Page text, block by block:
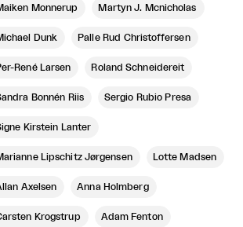
Monnerup Martyn J. Mcnicholas
Dunk Palle Rud Christoffersen
René Larsen Roland Schneidereit
Bonnén Riis Sergio Rubio Presa
Kirstein Lanter
Lipschitz Jørgensen Lotte Madsen
Axelsen Anna Holmberg
Krogstrup Adam Fenton